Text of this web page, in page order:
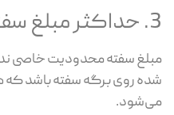
سفته محدودیت خاصی ندارد
روی برگه سفته باشد که